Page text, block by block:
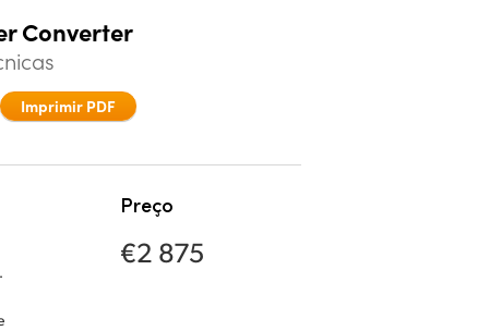
Converter
Imprimir PDF
Preço
€2 875